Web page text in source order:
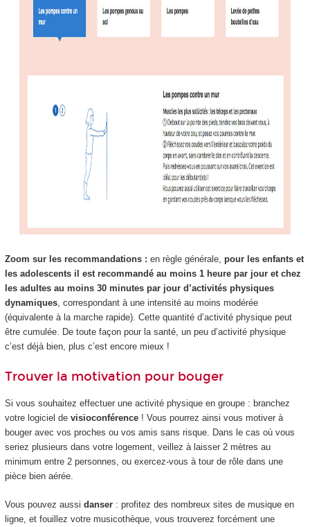
Zoom sur les recommandations : en règle générale, pour les enfants et
les adolescents il est recommandé au moins 1 heure par jour et chez
les adultes au moins 30 minutes par jour d’activités physiques
dynamiques, correspondant à une intensité au moins modérée
(équivalente à la marche rapide). Cette quantité d’activité physique peut
être cumulée. De toute façon pour la santé, un peu d’activité physique
c’est déjà bien, plus c’est encore mieux !
Trouver la motivation pour bouger
Si vous souhaitez effectuer une activité physique en groupe : branchez
votre logiciel de visioconférence ! Vous pourrez ainsi vous motiver à
bouger avec vos proches ou vos amis sans risque. Dans le cas où vous
seriez plusieurs dans votre logement, veillez à laisser 2 mètres au
minimum entre 2 personnes, ou exercez-vous à tour de rôle dans une
pièce bien aérée.
Vous pouvez aussi danser: profitez des nombreux sites de musique en
ligne, et fouillez votre musicothèque, vous trouverez forcément une